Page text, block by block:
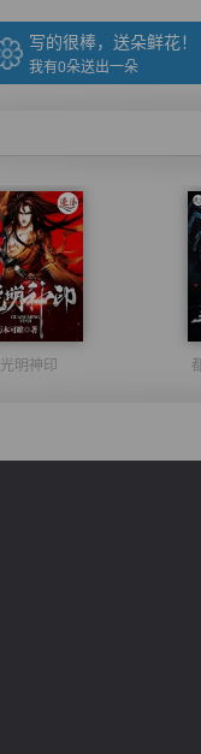
写的很棒，送朵鲜花！
我有0朵送出一朵
光明神印